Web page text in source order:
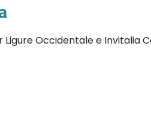
Occidentale e Invitalia